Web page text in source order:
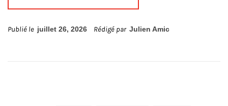
Publié le juillet 26, 2026 Rédigé par Julien Amic